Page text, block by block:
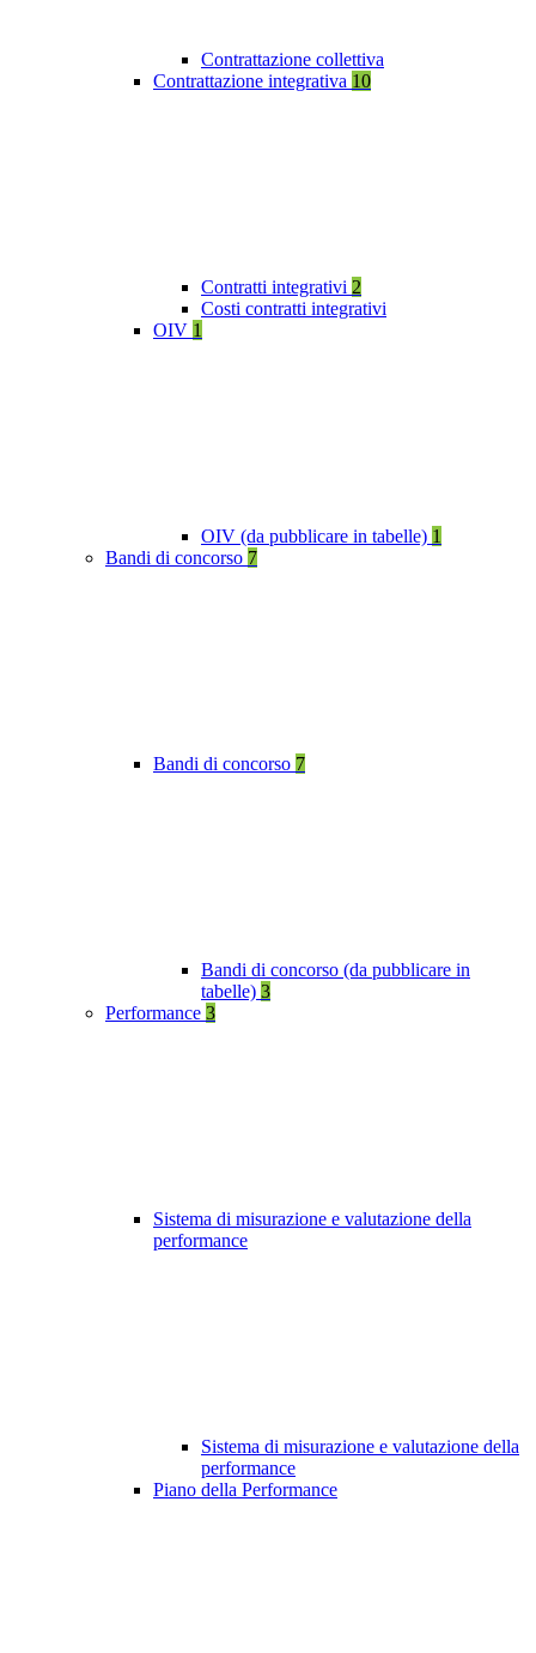
Contrattazione collettiva
Contrattazione integrativa 10
Contratti integrativi 2
Costi contratti integrativi
OIV 1
OIV (da pubblicare in tabelle) 1
Bandi di concorso 7
Bandi di concorso 7
Bandi di concorso (da pubblicare in
tabelle) 3
Performance 3
Sistema di misurazione e valutazione della
performance
Sistema di misurazione e valutazione della
performance
Piano della Performance